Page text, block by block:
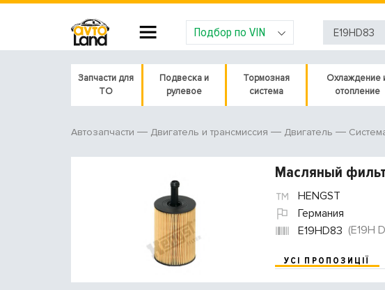
Подбор по VIN
Запчасти для
ТО
Подвеска и
рулевое
Тормозная
система
Охлаждение
отопление
Автозапчасти Двигатель и трансмиссия Двигатель
Масляный
HENGST
Германия
E19HD83 (E19H
УСІ ПРОПОЗИЦІЇ